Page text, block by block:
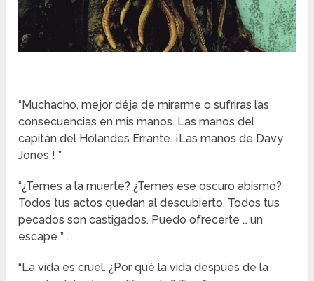
“Muchacho, mejor déja de mirarme o sufriras las
consecuencias en mis manos. Las manos del
capitán del Holandes Errante. ¡Las manos de Davy
Jones ! ”
“¿Temes a la muerte? ¿Temes ese oscuro abismo?
Todos tus actos quedan al descubierto. Todos tus
pecados son castigados. Puedo ofrecerte … un
escape ” .
“La vida es cruel. ¿Por qué la vida después de la